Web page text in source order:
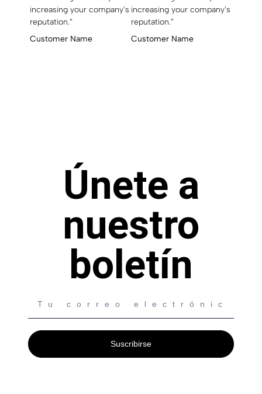
increasing your company's
reputation.”
Customer Name
increasing your company's
reputation.”
Customer Name
Únete a
nuestro
boletín
Suscribirse